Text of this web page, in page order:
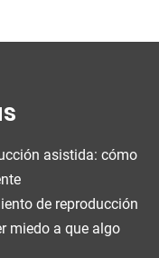
asistida: cómo
de reproducción
miedo a que algo